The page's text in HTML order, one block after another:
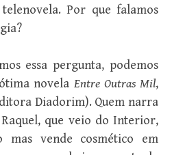
Por que falamos
essa pergunta, podemos
novela Entre Outras Mil,
Diadorim). Quem narra
que veio do Interior,
mas vende cosmético em